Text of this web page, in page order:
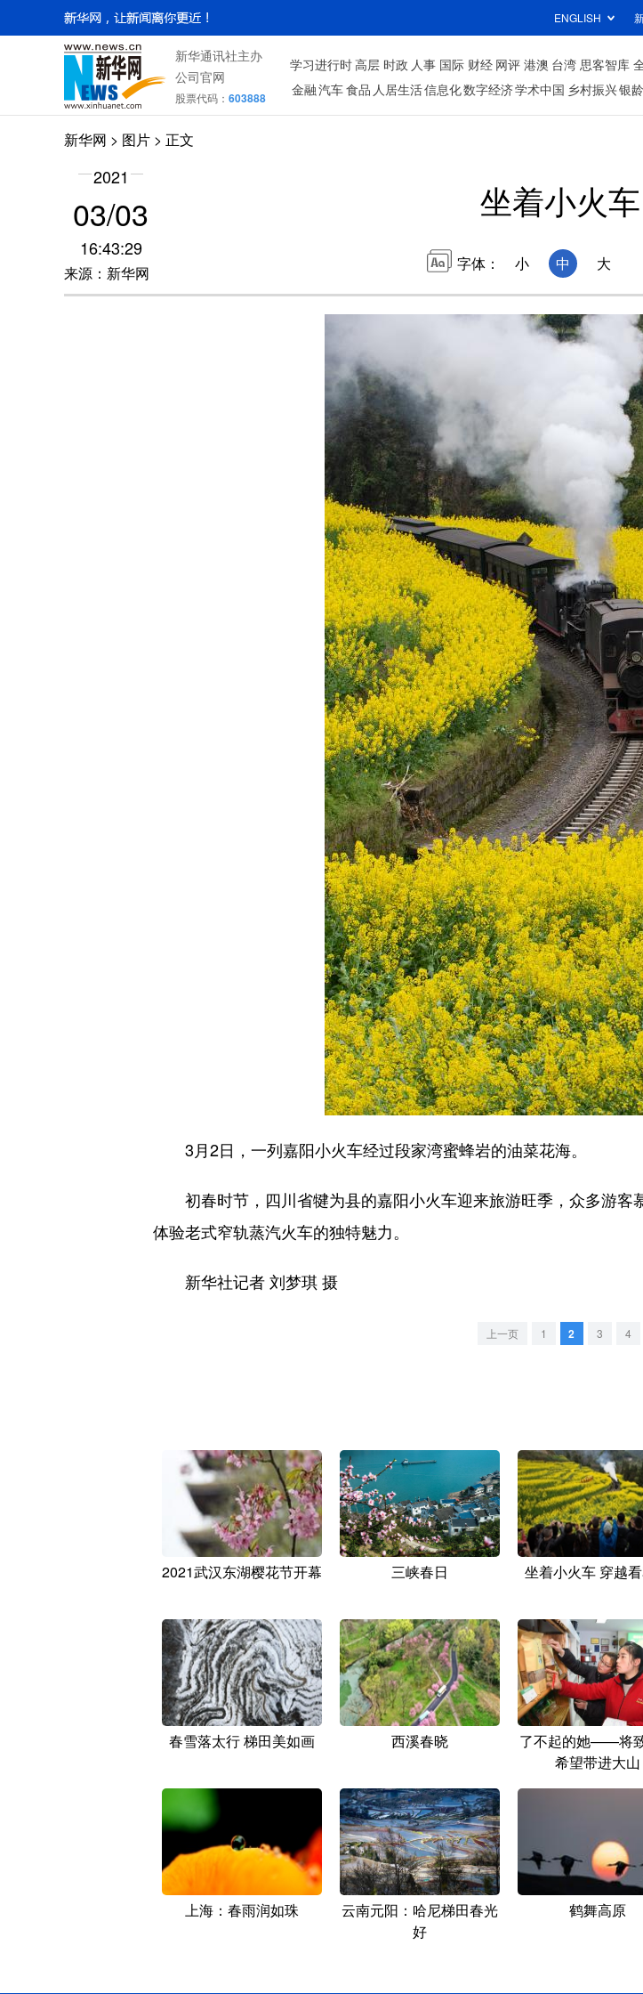
ENGLISH
新华通讯社主办
公司官网
股票代码： 603888
学习进行时高层 时政 人事 国际 财经 网评 港澳 台湾 思客智库
金融汽车食品 人居生活信息化数字经济学术中国 乡村振兴银龄
新华网 > 图片 > 正文
2021
03/03
16:43:29
来源：新华网
坐着小火
字体： 小 中 大
3月2日，一列嘉阳小火车经过段家湾蜜蜂岩的油菜花海。
初春时节，四川省犍为县的嘉阳小火车迎来旅游旺季，众多游客
体验老式窄轨蒸汽火车的独特魅力。
新华社记者 刘梦琪 摄
上一页 1 2 3 4
2021武汉东湖樱花节开幕 三峡春日 坐着小火车 穿越
春雪落太行 梯田美如画 西溪春晓
了不起的她——将
希望带进大山
上海：春雨润如珠
云南元阳：哈尼梯田春光
好
鹤舞高原